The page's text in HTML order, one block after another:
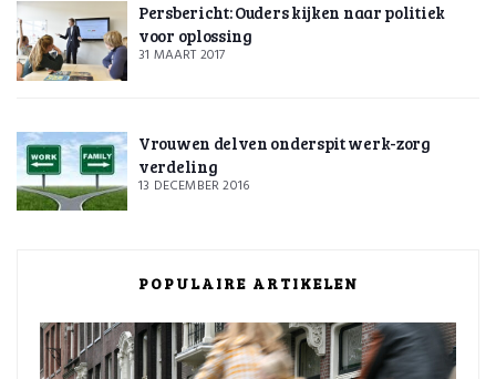
Persbericht: Ouders kijken naar politiek
voor oplossing
31 MAART 2017
Vrouwen delven onderspit werk-zorg
verdeling
13 DECEMBER 2016
POPULAIRE ARTIKELEN